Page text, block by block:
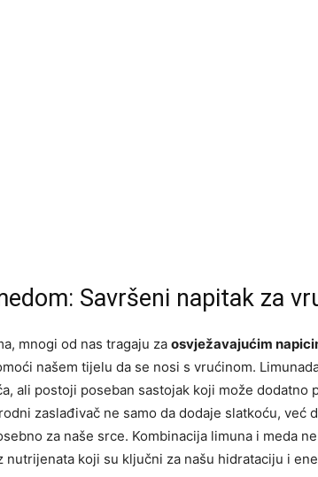
Savršeni napitak za
mnogi od nas tragaju za osvježavajućim
našem tijelu da se nosi s vrućinom.
ali postoji poseban sastojak koji može dodatno
zaslađivač ne samo da dodaje slatkoću, već
za naše srce. Kombinacija limuna i meda
nutrijenata koji su ključni za našu hidrataciju i